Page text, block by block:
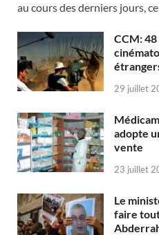
au cours des derniers jours,
CCM:
29 juillet
adopte
vente
23 juillet
Le
faire